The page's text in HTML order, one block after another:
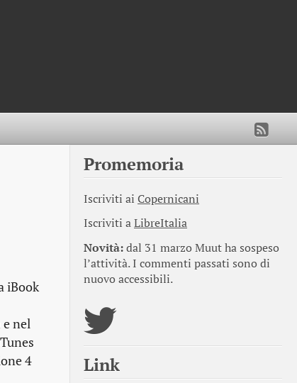
iBook
nel
4
Promemoria
Iscriviti ai Copernicani
Iscriviti aLibreItalia
Novità:dal 31 marzo Muut ha sospeso
l’attività. I commenti passati sono di
nuovo accessibili.
Link